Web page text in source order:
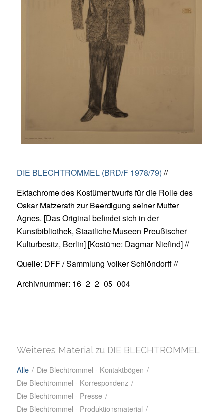
DIE BLECHTROMMEL (BRD/F 1978/79) //
Ektachrome des Kostümentwurfs für die Rolle des
Oskar Matzerath zur Beerdigung seiner Mutter
Agnes. [Das Original befindet sich in der
Kunstbibliothek, Staatliche Museen Preußischer
Kulturbesitz, Berlin] [Kostüme: Dagmar Niefind] //
Quelle: DFF / Sammlung Volker Schlöndorff //
Archivnummer: 16_2_2_05_004
Weiteres Material zu DIE BLECHTROMMEL
Alle / Die Blechtrommel - Kontaktbögen /
Die Blechtrommel - Korrespondenz /
Die Blechtrommel - Presse /
Die Blechtrommel - Produktionsmaterial /